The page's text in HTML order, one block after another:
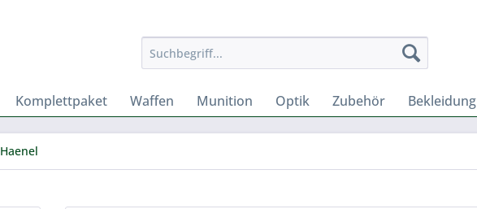
Komplettpaket Waffen Munition Optik Zubehör Bekleidung
Haenel